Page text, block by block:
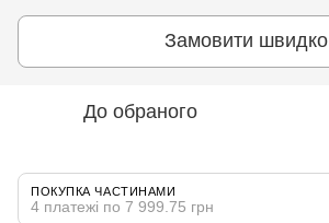
Замовити швидко
До обраного
ПОКУПКА ЧАСТИНАМИ
4 платежі по 7 999.75 грн